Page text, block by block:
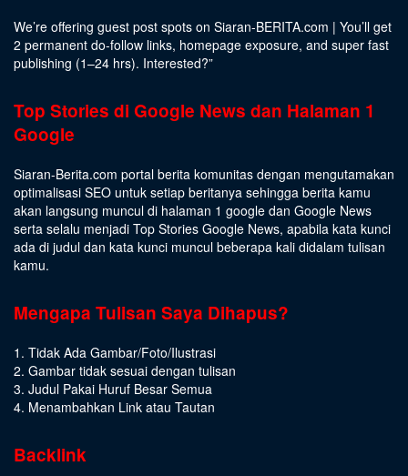
We’re offering guest post spots on Siaran-BERITA.com | You’ll get
2 permanent do-follow links, homepage exposure, and super fast
publishing (1–24 hrs). Interested?”
Top Stories di Google News dan Halaman 1
Google
Siaran-Berita.com portal berita komunitas dengan mengutamakan
optimalisasi SEO untuk setiap beritanya sehingga berita kamu
akan langsung muncul di halaman 1 google dan Google News
serta selalu menjadi Top Stories Google News, apabila kata kunci
ada di judul dan kata kunci muncul beberapa kali didalam tulisan
kamu.
Mengapa Tulisan Saya Dihapus?
1. Tidak Ada Gambar/Foto/Ilustrasi
2. Gambar tidak sesuai dengan tulisan
3. Judul Pakai Huruf Besar Semua
4. Menambahkan Link atau Tautan
Backlink